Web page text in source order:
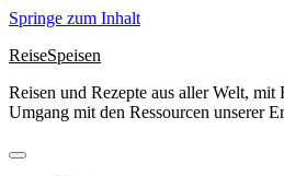
Springe zum Inhalt
ReiseSpeisen
Reisen und Rezepte aus aller Welt, mit
Umgang mit den Ressourcen unserer